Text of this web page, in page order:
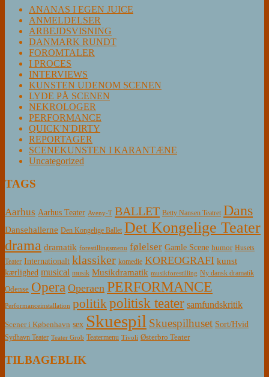
ANANAS I EGEN JUICE
ANMELDELSER
ARBEJDSVISNING
DANMARK RUNDT
FOROMTALER
I PROCES
INTERVIEWS
KUNSTEN UDENOM SCENEN
LYDE PÅ SCENEN
NEKROLOGER
PERFORMANCE
QUICK'N'DIRTY
REPORTAGER
SCENEKUNSTEN I KARANTÆNE
Uncategorized
TAGS
Aarhus Aarhus Teater Aveny-T BALLET Betty Nansen Teatret Dans
Dansehallerne Den Kongelige Ballet Det Kongelige Teater
drama dramatik forestillingsmenu følelser Gamle Scene humor Husets
Teater Internationalt klassiker komedie KOREOGRAFI kunst
kærlighed musical musik Musikdramatik musikforestilling Ny dansk dramatik
Odense Opera Operaen PERFORMANCE
Performanceinstallation politikpolitisk teater samfundskritik
Scener i København sex Skuespil Skuespilhuset Sort/Hvid
Sydhavn Teater Teater Grob Teatermenu Tivoli Østerbro Teater
TILBAGEBLIK